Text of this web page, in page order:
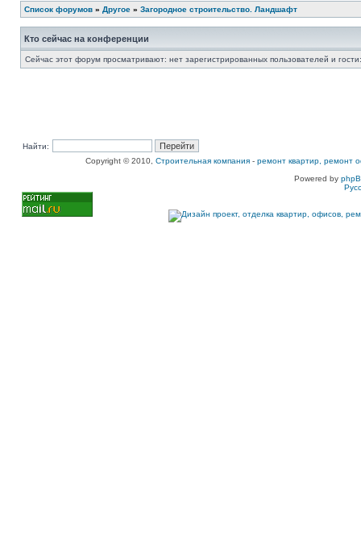
Список форумов » Другое » Загородное строительство. Ландшафт
Кто сейчас на конференции
Сейчас этот форум просматривают: нет зарегистрированных пользователей и
Найти:
Copyright © 2010, Строительная компания - ремонт квартир, ремонт
Powered by